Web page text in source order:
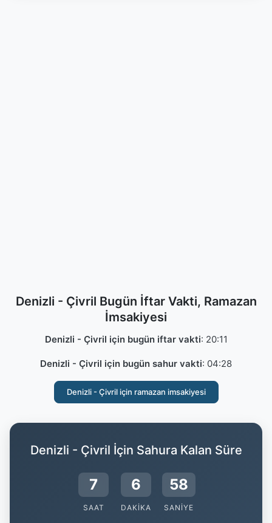
Denizli - Çivril Bugün İftar Vakti, Ramazan
İmsakiyesi
Denizli - Çivril için bugün iftar vakti: 20:11
Denizli - Çivril için bugün sahur vakti: 04:28
Denizli - Çivril için ramazan imsakiyesi
Denizli - Çivril İçin Sahura Kalan Süre
7
SAAT
6
DAKIKA
58
SANIYE